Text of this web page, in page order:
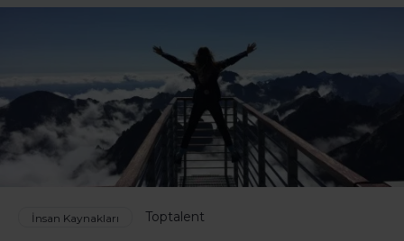
İnsan Kaynakları Toptalent